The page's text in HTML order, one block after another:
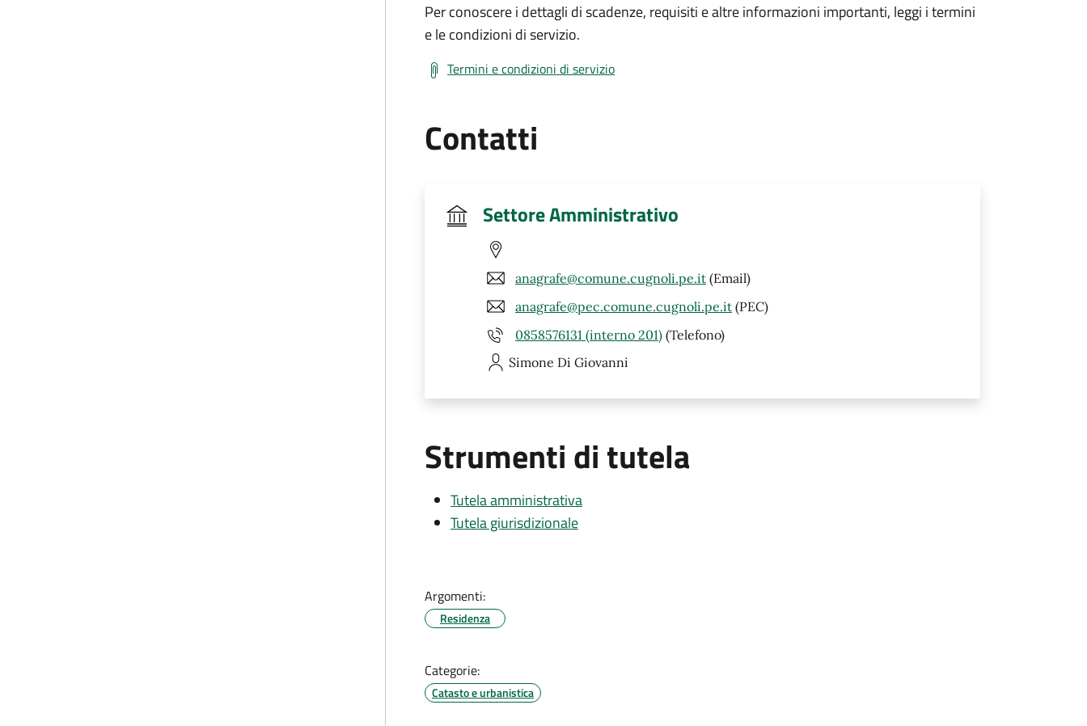
Per conoscere i dettagli di scadenze, requisiti e altre informazioni importanti, leggi i termini
e le condizioni di servizio.
Termini e condizioni di servizio
Contatti
Settore Amministrativo
anagrafe@comune.cugnoli.pe.it (Email)
anagrafe@pec.comune.cugnoli.pe.it (PEC)
0858576131 (interno 201) (Telefono)
Simone Di Giovanni
Strumenti di tutela
Tutela amministrativa
Tutela giurisdizionale
Argomenti:
Residenza
Categorie:
Catasto e urbanistica